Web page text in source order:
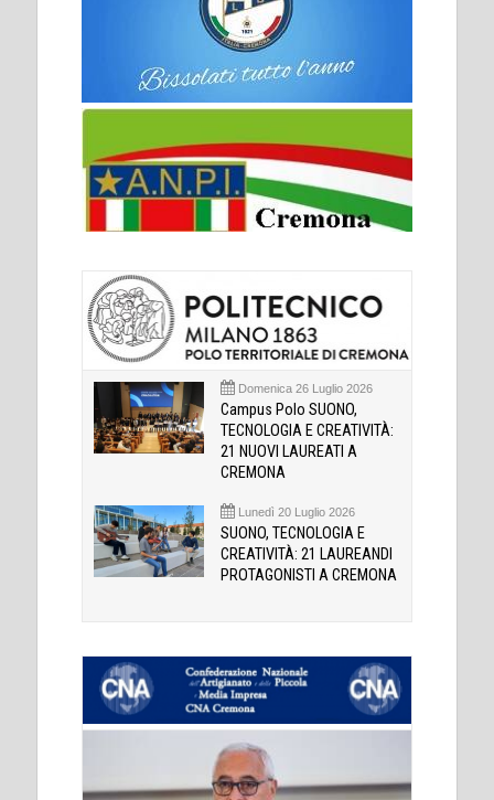
Domenica 26 Luglio 2026
Campus Polo SUONO,
TECNOLOGIA E CREATIVITÀ:
21 NUOVI LAUREATI A
CREMONA
Lunedì 20 Luglio 2026
SUONO, TECNOLOGIA E
CREATIVITÀ: 21 LAUREANDI
PROTAGONISTI A CREMONA